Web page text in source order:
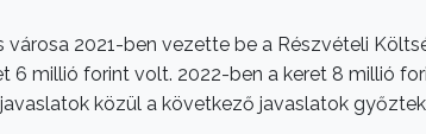
városa 2021-ben vezette be a Részvételi
6 millió forint volt. 2022-ben a keret 8 millió
közül a következő javaslatok